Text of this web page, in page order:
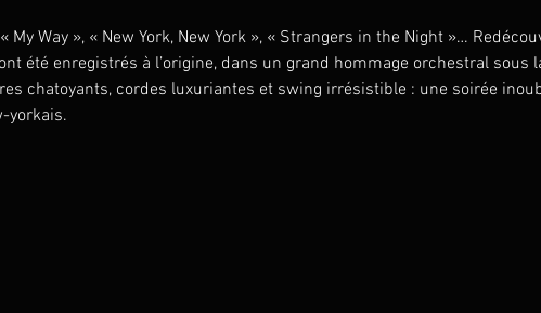
My Way », « New York, New York », « Strangers in the Night »…
été enregistrés à l’origine, dans un grand hommage orchestral sous
chatoyants, cordes luxuriantes et swing irrésistible : une soirée
yorkais.